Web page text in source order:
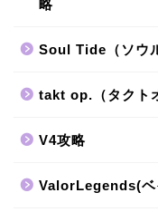
略
Soul Tide（ソウ
takt op.（タクト
V4攻略
ValorLegends(ベ